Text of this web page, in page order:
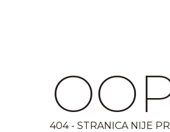
404 - STRANICA NIJE